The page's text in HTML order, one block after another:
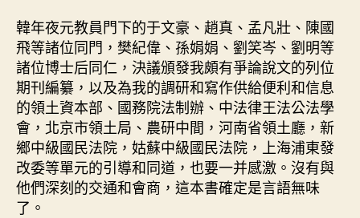
韓年夜元教員門下的于文豪、趙真、孟凡壯、陳國
飛等諸位同門，樊紀偉、孫娟娟、劉笑岑、劉明等
諸位博士后同仁，決議頒發我頗有爭論說文的列位
期刊編纂，以及為我的調研和寫作供給便利和信息
的領土資本部、國務院法制辦、中法律王法公法學
會，北京市領土局、農研中間，河南省領土廳，新
鄉中級國民法院，姑蘇中級國民法院，上海浦東發
改委等單元的引導和同道，也要一并感激。沒有與
他們深刻的交通和會商，這本書確定是言語無味
了。